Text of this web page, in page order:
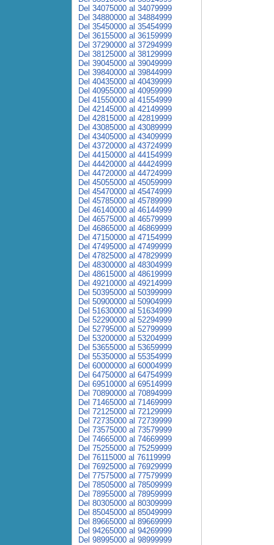
Del 34075000 al 34079999
Del 34880000 al 34884999
Del 35450000 al 35454999
Del 36155000 al 36159999
Del 37290000 al 37294999
Del 38125000 al 38129999
Del 39045000 al 39049999
Del 39840000 al 39844999
Del 40435000 al 40439999
Del 40955000 al 40959999
Del 41550000 al 41554999
Del 42145000 al 42149999
Del 42815000 al 42819999
Del 43085000 al 43089999
Del 43405000 al 43409999
Del 43720000 al 43724999
Del 44150000 al 44154999
Del 44420000 al 44424999
Del 44720000 al 44724999
Del 45055000 al 45059999
Del 45470000 al 45474999
Del 45785000 al 45789999
Del 46140000 al 46144999
Del 46575000 al 46579999
Del 46865000 al 46869999
Del 47150000 al 47154999
Del 47495000 al 47499999
Del 47825000 al 47829999
Del 48300000 al 48304999
Del 48615000 al 48619999
Del 49210000 al 49214999
Del 50395000 al 50399999
Del 50900000 al 50904999
Del 51630000 al 51634999
Del 52290000 al 52294999
Del 52795000 al 52799999
Del 53200000 al 53204999
Del 53655000 al 53659999
Del 55350000 al 55354999
Del 60000000 al 60004999
Del 64750000 al 64754999
Del 69510000 al 69514999
Del 70890000 al 70894999
Del 71465000 al 71469999
Del 72125000 al 72129999
Del 72735000 al 72739999
Del 73575000 al 73579999
Del 74665000 al 74669999
Del 75255000 al 75259999
Del 76115000 al 76119999
Del 76925000 al 76929999
Del 77575000 al 77579999
Del 78505000 al 78509999
Del 78955000 al 78959999
Del 80305000 al 80309999
Del 85045000 al 85049999
Del 89665000 al 89669999
Del 94265000 al 94269999
Del 98995000 al 98999999